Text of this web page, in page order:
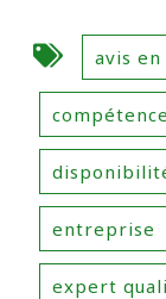
avis
compétence
entreprise
expert